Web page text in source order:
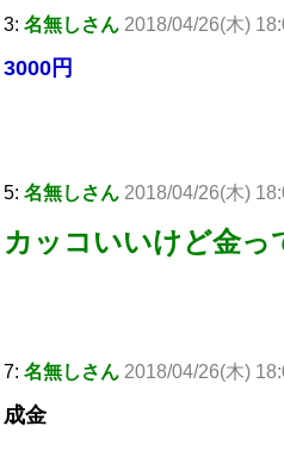
3: 名無しさん 2018/04/26(木)
3000円
5: 名無しさん 2018/04/26(木)
カッコいいけど金っ
7: 名無しさん 2018/04/26(木)
成金